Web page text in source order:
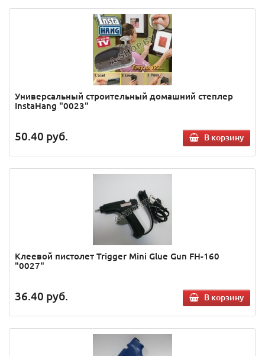
Универсальный строительный домашний степлер
InstaHang "0023"
50.40 руб. В корзину
Клеевой пистолет Trigger Mini Glue Gun FH-160
"0027"
36.40 руб. В корзину